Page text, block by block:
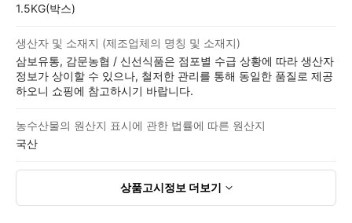
1.5KG(박스)
생산자 및 소재지 (제조업체의 명칭 및 소재지)
삼보유통, 감문농협 / 신선식품은 점포별 수급 상황에 따라 생산자
정보가 상이할 수 있으나, 철저한 관리를 통해 동일한 품질로 제공
하오니 쇼핑에 참고하시기 바랍니다.
농수산물의 원산지 표시에 관한 법률에 따른 원산지
국산
상품고시정보 더보기